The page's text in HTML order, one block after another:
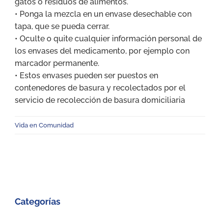
• Ponga la mezcla en un envase desechable con
tapa, que se pueda cerrar.
• Oculte o quite cualquier información personal de
los envases del medicamento, por ejemplo con
marcador permanente.
• Estos envases pueden ser puestos en
contenedores de basura y recolectados por el
servicio de recolección de basura domiciliaria
Vida en Comunidad
Categorías